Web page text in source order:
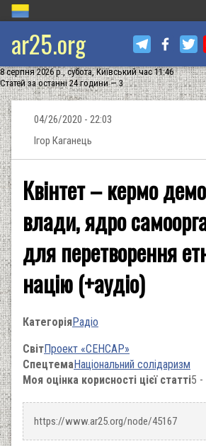
ar25.org
8 серпня 2026 р., субота, Київський час 11:46
Статей за останні 24 години — 3
04/26/2020 - 22:03
Ігор Каганець
Квінтет – кермо
влади, ядро
для перетворення
націю (+аудіо)
КатегоріяРадіо
СвітПроект «СЕНСАР»
СпецтемаНаціональний солідаризм
Моя оцінка корисності цієї статті5 -
https://www.ar25.org/node/45167